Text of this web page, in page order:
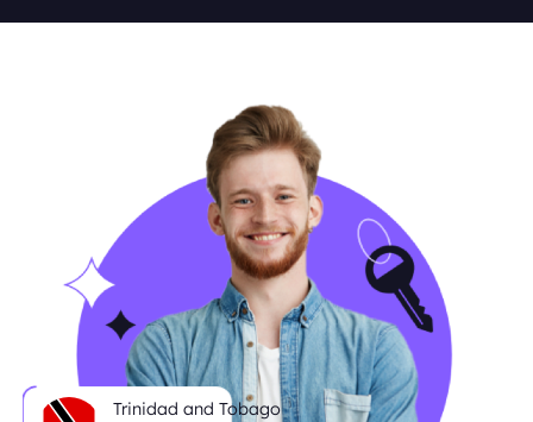
Trinidad and Tobago